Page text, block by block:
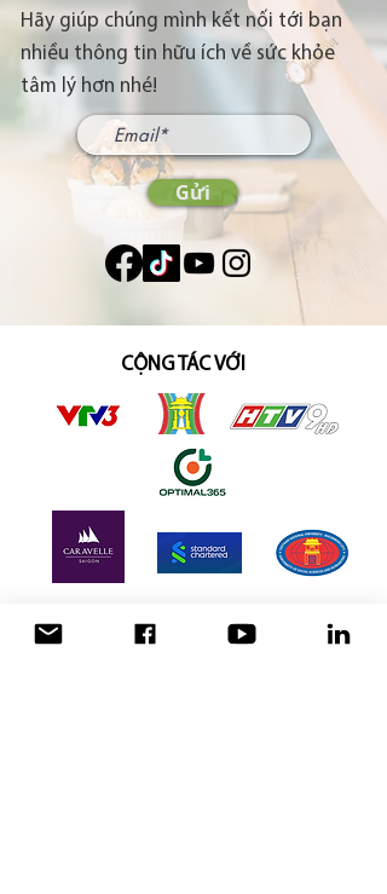
Hãy giúp chúng mình kết nối tới bạn
nhiều thông tin hữu ích về sức khỏe
tâm lý hơn nhé!
Gửi
CỘNG TÁC VỚI